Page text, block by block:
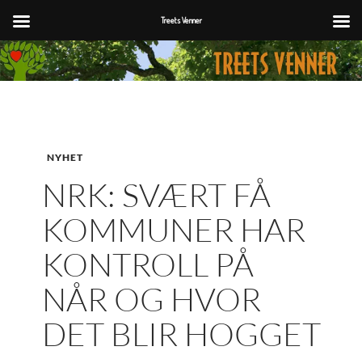
Hopp
til
NYHET
NRK: SVÆRT FÅ
KOMMUNER HAR
KONTROLL PÅ
NÅR OG HVOR
DET BLIR HOGGET
Treets Venner